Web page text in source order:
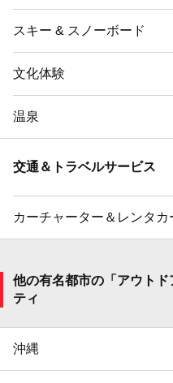
スキー & スノーボード
文化体験
温泉
交通＆トラベルサービス
カーチャーター＆レンタカ
他の有名都市の「アウト
ティ
沖縄